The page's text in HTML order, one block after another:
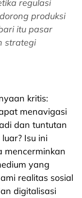
regulasi
produksi
itu pasar
strategi
kritis:
menavigasi
dan tuntutan
Isu ini
mencerminkan
yang
realitas sosial
digitalisasi